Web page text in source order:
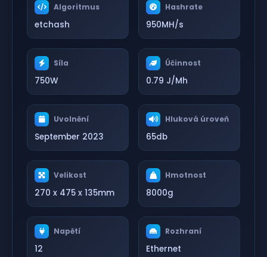
Algoritmus
etchash
Hashrate
950MH/s
Síla
750W
Účinnost
0.79 J/Mh
Uvolnění
September 2023
Hluková úroveň
65db
Velikost
270 x 475 x 135mm
Hmotnost
8000g
Napětí
12
Rozhraní
Ethernet